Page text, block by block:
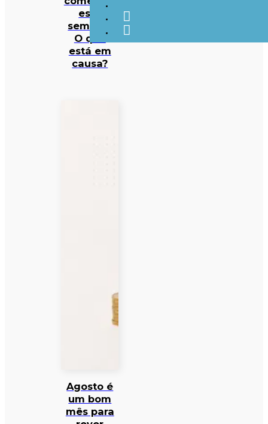
esta
semana.
O que
está em
causa?
Agosto é
um bom
mês para